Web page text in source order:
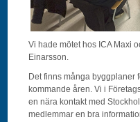
Vi hade mötet hos ICA Maxi
Einarsson.
Det finns många byggplaner
kommande åren. Vi i
en nära kontakt med
medlemmar en bra